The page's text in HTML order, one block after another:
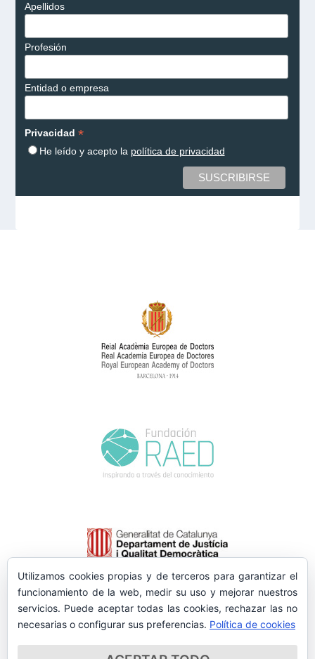
Apellidos
Profesión
Entidad o empresa
Privacidad *
He leído y acepto la política de privacidad
Utilizamos cookies propias y de terceros para garantizar el
funcionamiento de la web, medir su uso y mejorar nuestros
servicios. Puede aceptar todas las cookies, rechazar las no
necesarias o configurar sus preferencias. Política de cookies